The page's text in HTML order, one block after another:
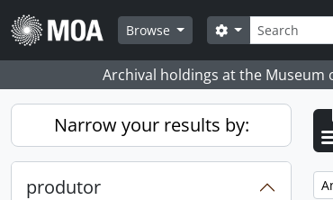
Skip to main content
Browse
Pesquisar
Search options
Archival holdings at the
Narrow your results by:
produtor